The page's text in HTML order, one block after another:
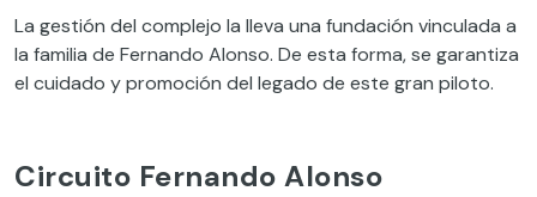
La gestión del complejo la lleva una fundación vinculada a
la familia de Fernando Alonso. De esta forma, se garantiza
el cuidado y promoción del legado de este gran piloto.
Circuito Fernando Alonso